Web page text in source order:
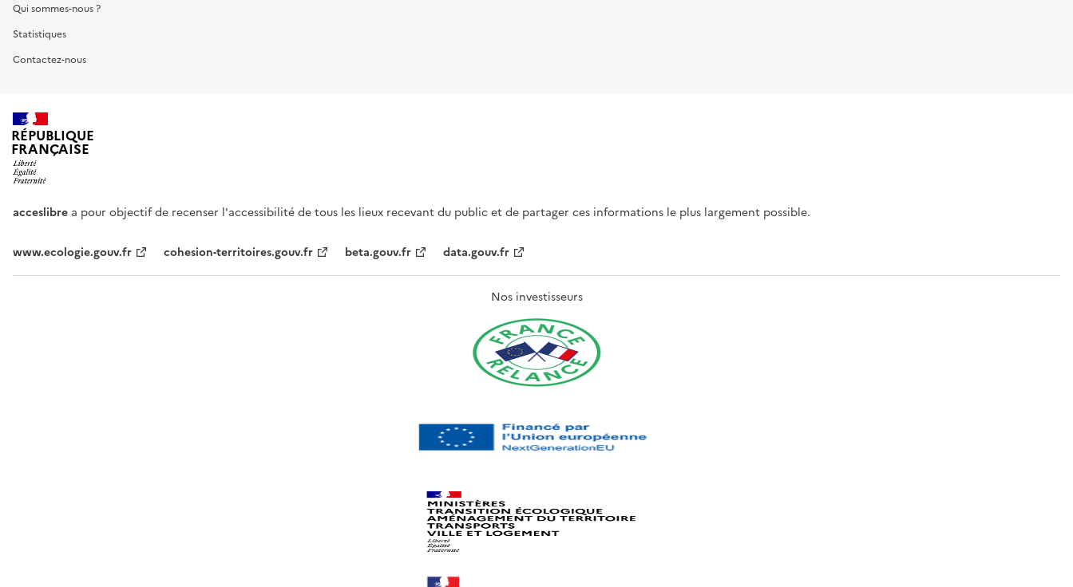
Qui sommes-nous ?
Statistiques
Contactez-nous
RÉPUBLIQUE
FRANÇAISE
acceslibre a pour objectif de recenser l'accessibilité de tous les lieux recevant du public et de partager ces informations le plus largement possible.
www.ecologie.gouv.fr cohesion-territoires.gouv.fr beta.gouv.fr data.gouv.fr
Nos investisseurs